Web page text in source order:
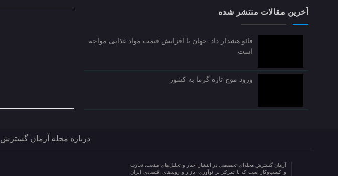
آخرین مقالات منتشر شده
فائو هشدار داد: جهان با افزایش قیمت مواد غذایی مواجه
است
ورود موج تازه گرما به کشور
درباره مجله آرمان گسترش
آرمان گسترش مجله‌ای تخصصی در انتشار اخبار و تحلیل‌های صنعت، تجارت
و کسب‌وکار است که با تمرکز بر نوآوری، بازار و روندهای اقتصادی ایران